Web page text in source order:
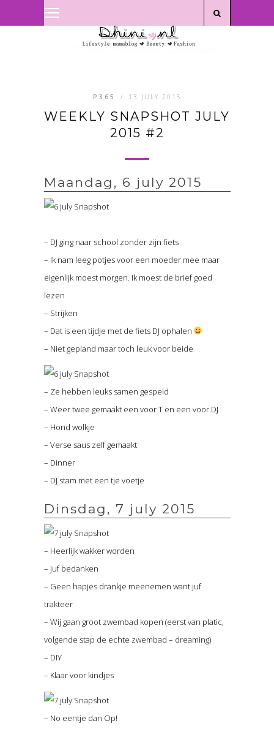
P365 / 13 JULY 2015
WEEKLY SNAPSHOT JULY
2015 #2
Maandag, 6 july 2015
– DJ ging naar school zonder zijn fiets
– Ik nam leeg potjes voor een moeder mee maar
eigenlijk moest morgen. Ik moest de brief goed
lezen
– Strijken
– Dat is een tijdje met de fiets DJ ophalen
– Niet gepland maar toch leuk voor beide
– Ze hebben leuks samen gespeld
– Weer twee gemaakt een voor T en een voor DJ
– Hond wolkje
– Verse saus zelf gemaakt
– Dinner
– DJ stam met een tje voetje
Dinsdag, 7 july 2015
– Heerlijk wakker worden
– Juf bedanken
– Geen hapjes drankje meenemen want juf
trakteer
– Wij gaan groot zwembad kopen (eerst van platic,
volgende stap de echte zwembad – dreaming)
– DIY
– Klaar voor kindjes
– No eentje dan Op!